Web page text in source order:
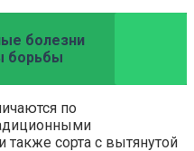
болезни
борьбы
по
сорта с вытянутой